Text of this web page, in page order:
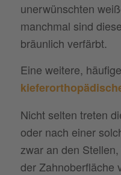
unerwünschten
manchmal sind
bräunlich verfärbt.
Eine weitere,
Nicht selten treten
oder nach einer
zwar an den
der Zahnoberfläche